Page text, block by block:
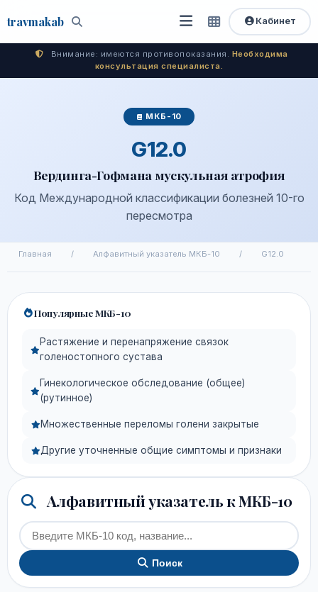
travmakab Поиск
Открыть
меню
Быстрый
доступ
Кабинет
Внимание: имеются противопоказания. Необходима
консультация специалиста.
МКБ-10
G12.0
Вердинга-Гофмана мускульная атрофия
Код Международной классификации болезней 10-го
пересмотра
Главная / Алфавитный указатель МКБ-10 / G12.0
Популярные МКБ-10
Растяжение и перенапряжение связок
голеностопного сустава
Гинекологическое обследование (общее)
(рутинное)
Множественные переломы голени закрытые
Другие уточненные общие симптомы и признаки
Алфавитный указатель к МКБ-10
Поиск